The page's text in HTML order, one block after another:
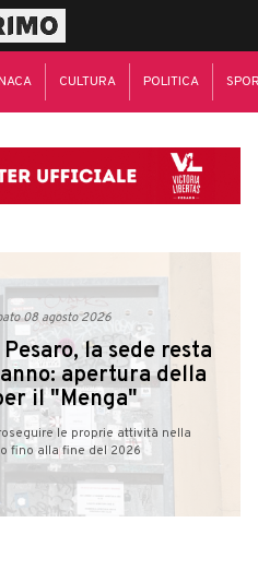
CULTURA POLITICA
08 agosto 2026
la sede resta
apertura della
il "Menga"
le proprie attività nella
fino alla fine del 2026